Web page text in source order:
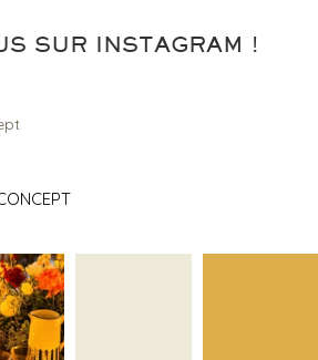
SUR INSTAGRAM !